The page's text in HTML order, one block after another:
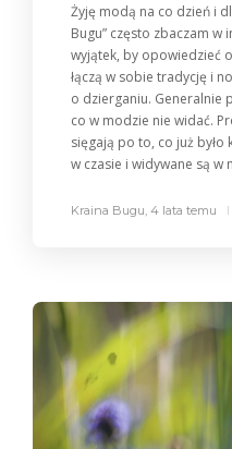
Żyję modą na co dzień i
Bugu” często zbaczam w
wyjątek, by opowiedzieć
łączą w sobie tradycję i
o dzierganiu. Generalnie
co w modzie nie widać.
sięgają po to, co już
w czasie i widywane są w
Kraina Bugu, 4 lata temu